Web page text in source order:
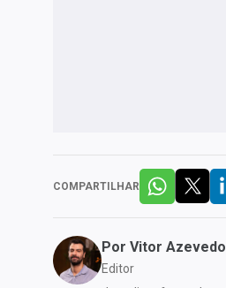
COMPARTILHAR
Por Vitor Azevedo
Editor